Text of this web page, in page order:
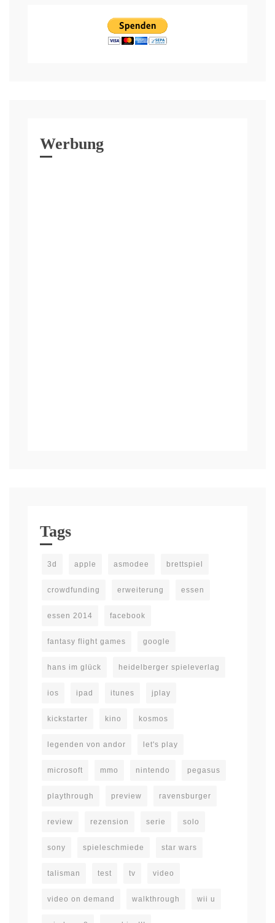
Werbung
Tags
3d apple asmodee brettspiel
crowdfunding erweiterung essen
essen 2014 facebook
fantasy flight games google
hans im glück heidelberger spieleverlag
ios ipad itunes jplay
kickstarter kino kosmos
legenden von andor let's play
microsoft mmo nintendo pegasus
playthrough preview ravensburger
review rezension serie solo
sony spieleschmiede star wars
talisman test tv video
video on demand walkthrough wii u